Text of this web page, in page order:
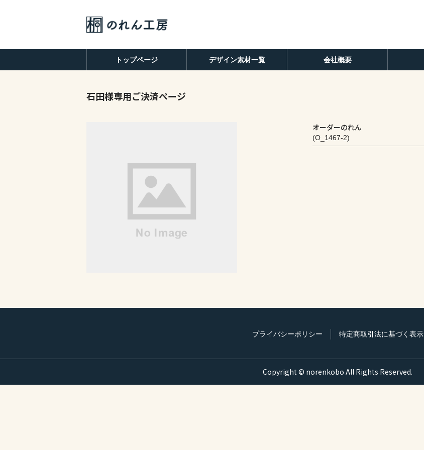
トップページ デザイン素材一覧 会社概要
石田様専用ご決済ページ
オーダーのれん
(O_1467-2)
プライバシーポリシー 特定商取引法に基づく表示
Copyright © norenkobo All Rights Reserved.